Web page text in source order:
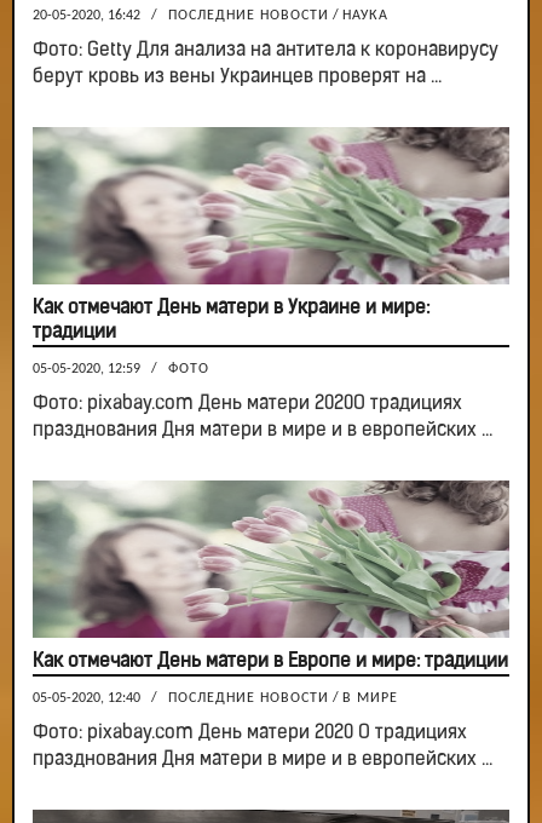
20-05-2020, 16:42 / ПОСЛЕДНИЕ НОВОСТИ / НАУКА
Фото: Getty Для анализа на антитела к коронавирусу
берут кровь из вены Украинцев проверят на ...
Как отмечают День матери в Украине и мире:
традиции
05-05-2020, 12:59 / ФОТО
Фото: pixabay.com День матери 2020О традициях
празднования Дня матери в мире и в европейских ...
Как отмечают День матери в Европе и мире: традиции
05-05-2020, 12:40 / ПОСЛЕДНИЕ НОВОСТИ / В МИРЕ
Фото: pixabay.com День матери 2020 О традициях
празднования Дня матери в мире и в европейских ...